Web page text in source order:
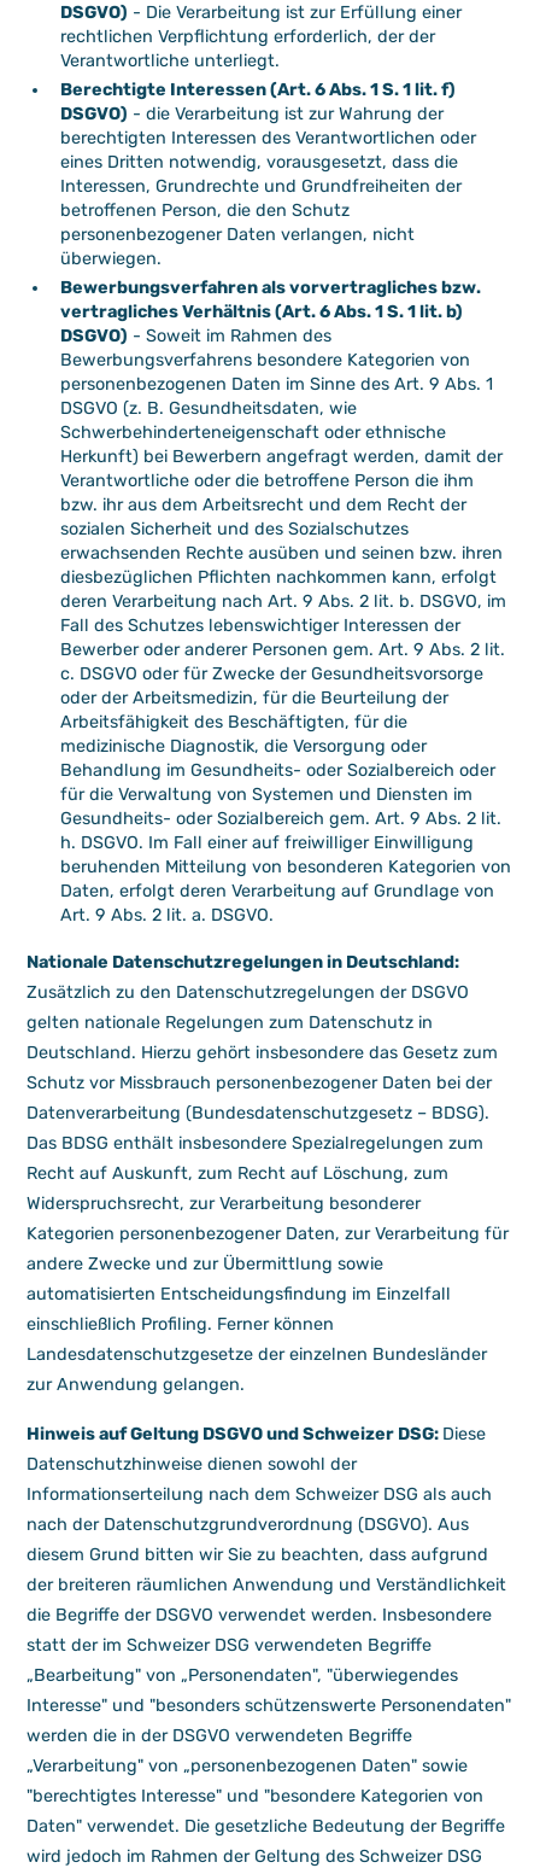
DSGVO) - Die Verarbeitung ist zur Erfüllung einer
rechtlichen Verpflichtung erforderlich, der der
Verantwortliche unterliegt.
Berechtigte Interessen (Art. 6 Abs. 1 S. 1 lit. f)
DSGVO) - die Verarbeitung ist zur Wahrung der
berechtigten Interessen des Verantwortlichen oder
eines Dritten notwendig, vorausgesetzt, dass die
Interessen, Grundrechte und Grundfreiheiten der
betroffenen Person, die den Schutz
personenbezogener Daten verlangen, nicht
überwiegen.
Bewerbungsverfahren als vorvertragliches bzw.
vertragliches Verhältnis (Art. 6 Abs. 1 S. 1 lit. b)
DSGVO) - Soweit im Rahmen des
Bewerbungsverfahrens besondere Kategorien von
personenbezogenen Daten im Sinne des Art. 9 Abs. 1
DSGVO (z. B. Gesundheitsdaten, wie
Schwerbehinderteneigenschaft oder ethnische
Herkunft) bei Bewerbern angefragt werden, damit der
Verantwortliche oder die betroffene Person die ihm
bzw. ihr aus dem Arbeitsrecht und dem Recht der
sozialen Sicherheit und des Sozialschutzes
erwachsenden Rechte ausüben und seinen bzw. ihren
diesbezüglichen Pflichten nachkommen kann, erfolgt
deren Verarbeitung nach Art. 9 Abs. 2 lit. b. DSGVO, im
Fall des Schutzes lebenswichtiger Interessen der
Bewerber oder anderer Personen gem. Art. 9 Abs. 2 lit.
c. DSGVO oder für Zwecke der Gesundheitsvorsorge
oder der Arbeitsmedizin, für die Beurteilung der
Arbeitsfähigkeit des Beschäftigten, für die
medizinische Diagnostik, die Versorgung oder
Behandlung im Gesundheits- oder Sozialbereich oder
für die Verwaltung von Systemen und Diensten im
Gesundheits- oder Sozialbereich gem. Art. 9 Abs. 2 lit.
h. DSGVO. Im Fall einer auf freiwilliger Einwilligung
beruhenden Mitteilung von besonderen Kategorien von
Daten, erfolgt deren Verarbeitung auf Grundlage von
Art. 9 Abs. 2 lit. a. DSGVO.
Nationale Datenschutzregelungen in Deutschland:
Zusätzlich zu den Datenschutzregelungen der DSGVO
gelten nationale Regelungen zum Datenschutz in
Deutschland. Hierzu gehört insbesondere das Gesetz zum
Schutz vor Missbrauch personenbezogener Daten bei der
Datenverarbeitung (Bundesdatenschutzgesetz – BDSG).
Das BDSG enthält insbesondere Spezialregelungen zum
Recht auf Auskunft, zum Recht auf Löschung, zum
Widerspruchsrecht, zur Verarbeitung besonderer
Kategorien personenbezogener Daten, zur Verarbeitung für
andere Zwecke und zur Übermittlung sowie
automatisierten Entscheidungsfindung im Einzelfall
einschließlich Profiling. Ferner können
Landesdatenschutzgesetze der einzelnen Bundesländer
zur Anwendung gelangen.
Hinweis auf Geltung DSGVO und Schweizer DSG: Diese
Datenschutzhinweise dienen sowohl der
Informationserteilung nach dem Schweizer DSG als auch
nach der Datenschutzgrundverordnung (DSGVO). Aus
diesem Grund bitten wir Sie zu beachten, dass aufgrund
der breiteren räumlichen Anwendung und Verständlichkeit
die Begriffe der DSGVO verwendet werden. Insbesondere
statt der im Schweizer DSG verwendeten Begriffe
„Bearbeitung" von „Personendaten", "überwiegendes
Interesse" und "besonders schützenswerte Personendaten"
werden die in der DSGVO verwendeten Begriffe
„Verarbeitung" von „personenbezogenen Daten" sowie
"berechtigtes Interesse" und "besondere Kategorien von
Daten" verwendet. Die gesetzliche Bedeutung der Begriffe
wird jedoch im Rahmen der Geltung des Schweizer DSG